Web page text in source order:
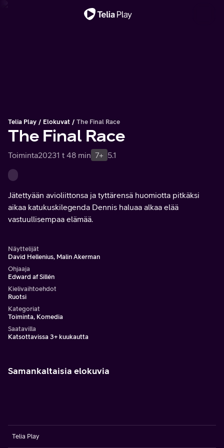
Telia Play Elokuvat The Final Race
The Final Race
Toiminta20231 t 48 min 7+ 5.1
Jätettyään avioliittonsa ja tyttärensä huomiotta pitkäksi
aikaa katukuskilegenda Dennis haluaa alkaa elää
vastuullisempaa elämää.
Näyttelijät
David Hellenius, Malin Akerman
Ohjaaja
Edward af Sillén
Kielivaihtoehdot
Ruotsi
Kategoriat
Toiminta, Komedia
Saatavilla
Katsottavissa 3+ kuukautta
Samankaltaisia elokuvia
Telia Play